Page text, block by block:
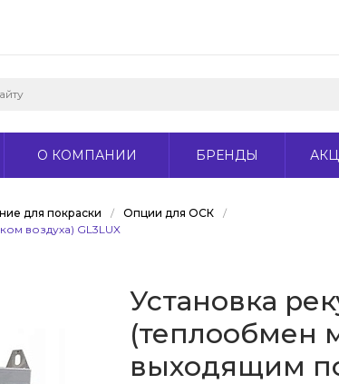
О КОМПАНИИ БРЕНДЫ
для покраски / Опции для ОСК
/
воздуха) GL3LUX
Установка
(теплообмен
выходящим